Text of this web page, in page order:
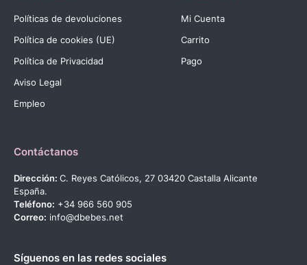
Políticas de devoluciones
Política de cookies (UE)
Política de Privacidad
Aviso Legal
Empleo
Mi Cuenta
Carrito
Pago
Contáctanos
Dirección: C. Reyes Católicos, 27 03420 Castalla Alicante
España.
Teléfono: +34 966 560 905
Correo: info@dbebes.net
Síguenos en las redes sociales